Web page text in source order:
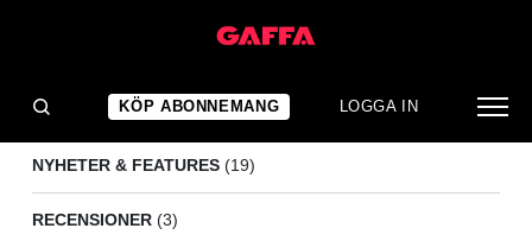
KÖP ABONNEMANG LOGGA IN
NYHETER & FEATURES (19)
RECENSIONER (3)